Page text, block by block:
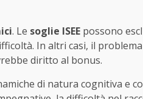
. Le soglie ISEE possono
In altri casi, il
diritto al bonus.
di natura cognitiva e